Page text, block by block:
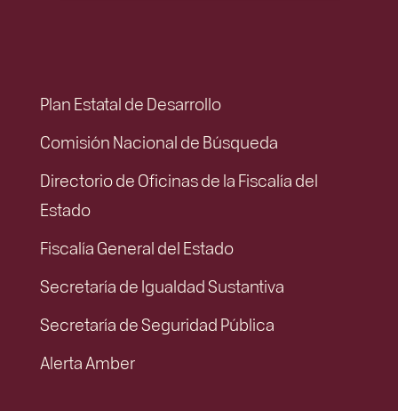
Plan Estatal de Desarrollo
Comisión Nacional de Búsqueda
Directorio de Oficinas de la Fiscalía del
Estado
Fiscalía General del Estado
Secretaría de Igualdad Sustantiva
Secretaría de Seguridad Pública
Alerta Amber